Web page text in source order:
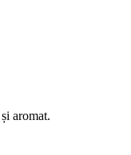
aromat.